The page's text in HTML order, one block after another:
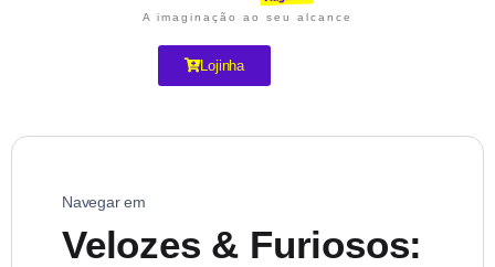
A imaginação ao seu alcance
Lojinha
Navegar em
Velozes & Furiosos: